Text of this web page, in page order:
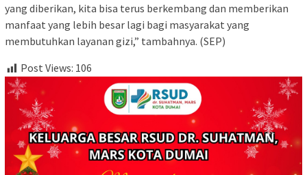
yang diberikan, kita bisa terus berkembang dan memberikan
manfaat yang lebih besar lagi bagi masyarakat yang
membutuhkan layanan gizi,” tambahnya. (SEP)
Post Views: 106